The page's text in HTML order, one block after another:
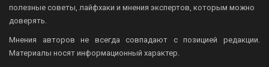
полезные советы, лайфхаки и мнения экспертов, которым можно
доверять.
Мнения авторов не всегда совпадают с позицией редакции.
Материалы носят информационный характер.